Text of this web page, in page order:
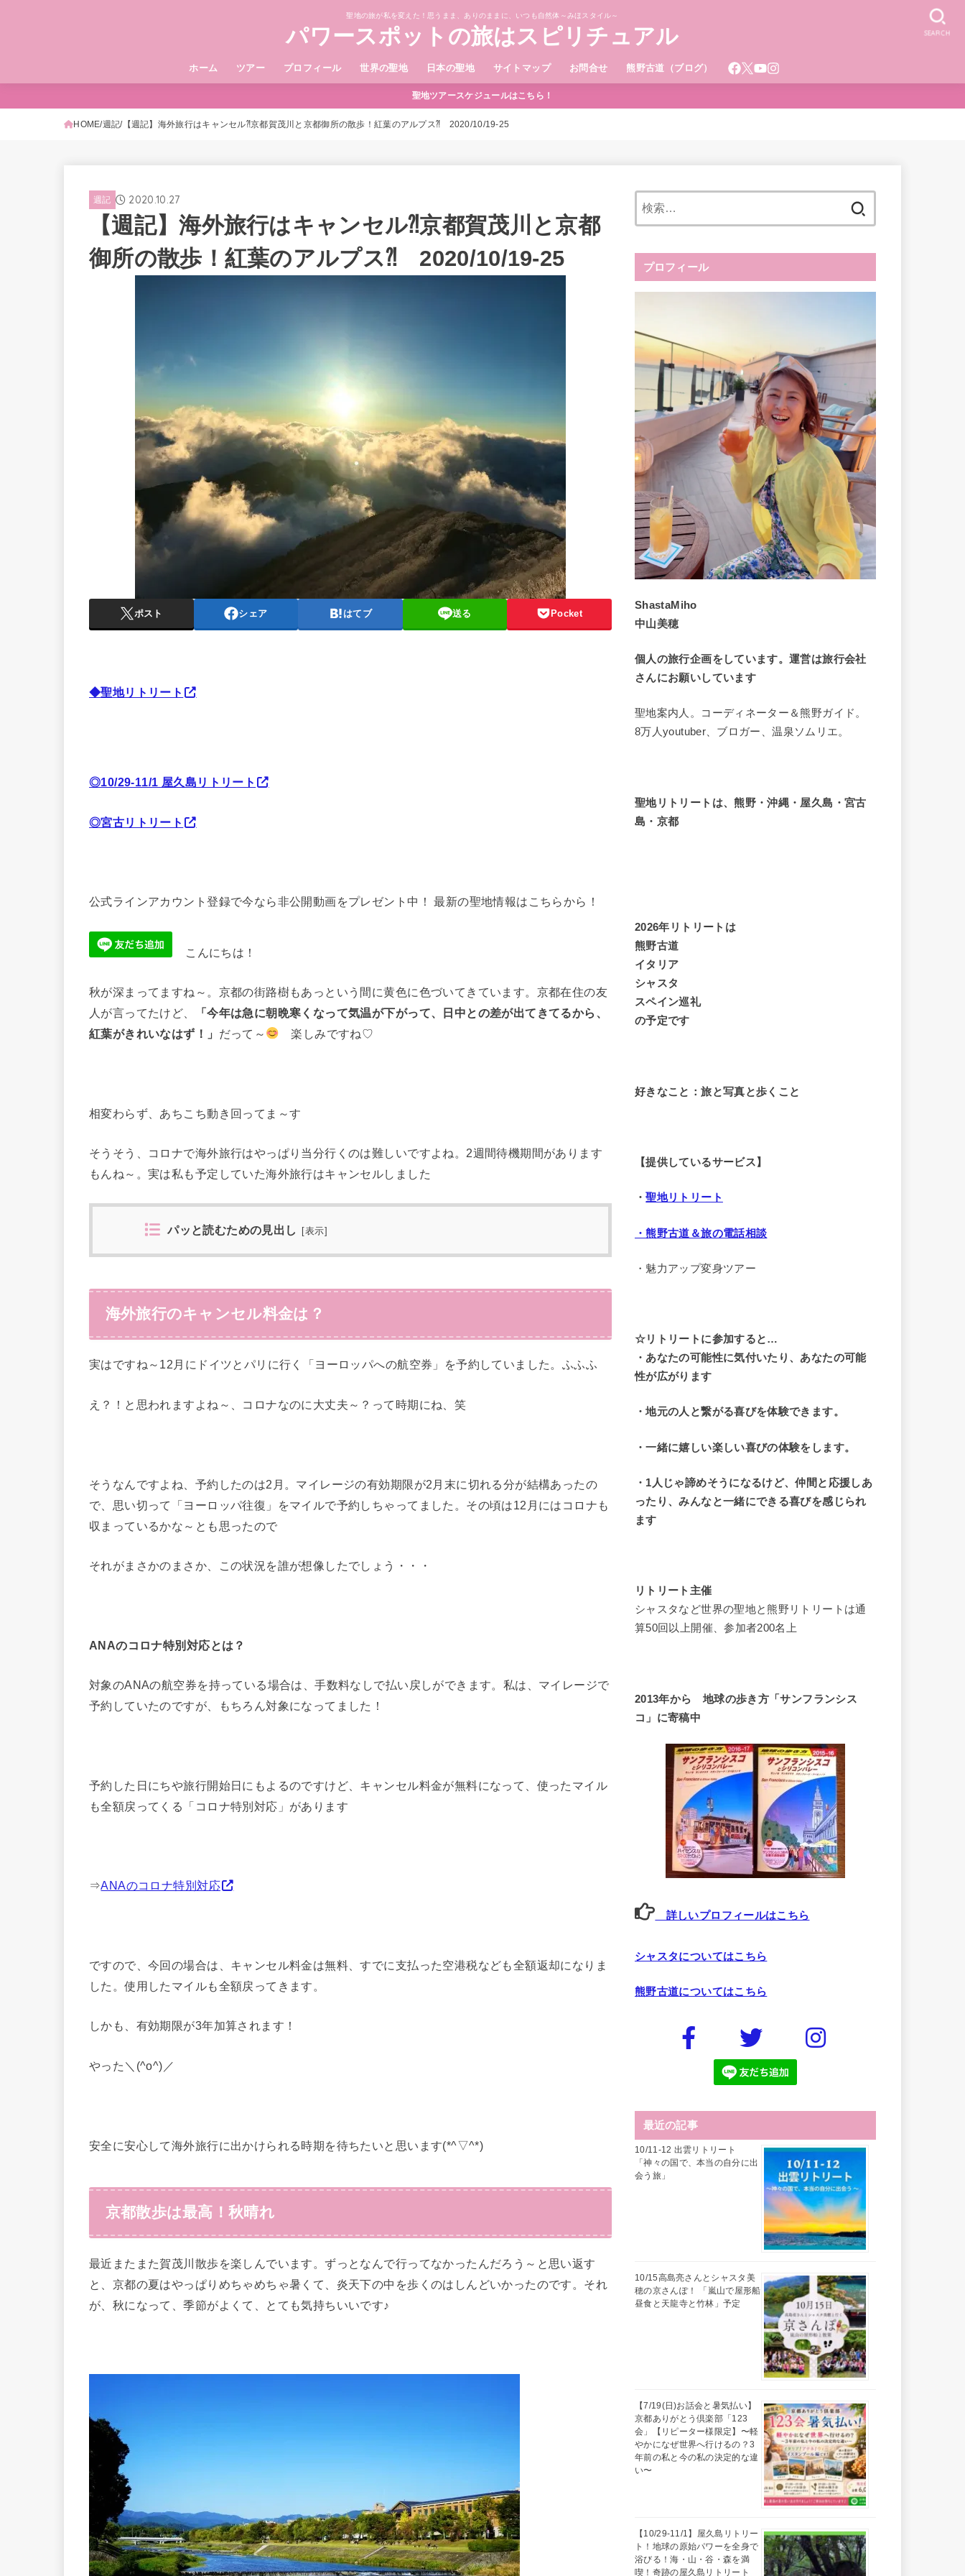
聖地の旅が私を変えた！思うまま、ありのままに、いつも自然体～みほスタイル～
パワースポットの旅はスピリチュアル
ホーム ツアー プロフィール 世界の聖地 日本の聖地 サイトマップ お問合せ 熊野古道（ブログ）
SEARCH
聖地ツアースケジュールはこちら！
HOME 週記 【週記】海外旅行はキャンセル⁈京都賀茂川と京都御所の散歩！紅葉のアルプス⁈ 2020/10/19-25
週記 2020.10.27
【週記】海外旅行はキャンセル⁈京都賀茂川と京都
御所の散歩！紅葉のアルプス⁈ 2020/10/19-25
ポスト シェア はてブ 送る Pocket
◆聖地リトリート
◎10/29-11/1 屋久島リトリート
◎宮古リトリート
公式ラインアカウント登録で今なら非公開動画をプレゼント中！ 最新の聖地情報はこちらから！
こんにちは！
秋が深まってますね～。京都の街路樹もあっという間に黄色に色づいてきています。京都在住の友
人が言ってたけど、
「今年は急に朝晩寒くなって気温が下がって、日中との差が出てきてるから、
紅葉がきれいなはず！」 だって～ 楽しみですね♡
相変わらず、あちこち動き回ってま～す
そうそう、コロナで海外旅行はやっぱり当分行くのは難しいですよね。2週間待機期間があります
もんね～。実は私も予定していた海外旅行はキャンセルしました
パッと読むための見出し 表示
海外旅行のキャンセル料金は？
実はですね～12月にドイツとパリに行く「ヨーロッパへの航空券」を予約していました。ふふふ
え？！と思われますよね～、コロナなのに大丈夫～？って時期にね、笑
そうなんですよね、予約したのは2月。マイレージの有効期限が2月末に切れる分が結構あったの
で、思い切って「ヨーロッパ往復」をマイルで予約しちゃってました。その頃は12月にはコロナも
収まっているかな～とも思ったので
それがまさかのまさか、この状況を誰が想像したでしょう・・・
ANAのコロナ特別対応とは？
対象のANAの航空券を持っている場合は、手数料なしで払い戻しができます。私は、マイレージで
予約していたのですが、もちろん対象になってました！
予約した日にちや旅行開始日にもよるのですけど、キャンセル料金が無料になって、使ったマイル
も全額戻ってくる「コロナ特別対応」があります
⇒ANAのコロナ特別対応
ですので、今回の場合は、キャンセル料金は無料、すでに支払った空港税なども全額返却になりま
した。使用したマイルも全額戻ってきます。
しかも、有効期限が3年加算されます！
やった＼(^o^)／
安全に安心して海外旅行に出かけられる時期を待ちたいと思います(*^▽^*)
京都散歩は最高！秋晴れ
最近またまた賀茂川散歩を楽しんでいます。ずっとなんで行ってなかったんだろう～と思い返す
と、京都の夏はやっぱりめちゃめちゃ暑くて、炎天下の中を歩くのはしんどいかったのです。それ
が、秋になって、季節がよくて、とても気持ちいいです♪
プロフィール
ShastaMiho
中山美穂
個人の旅行企画をしています。運営は旅行会社
さんにお願いしています
聖地案内人。コーディネーター＆熊野ガイド。
8万人youtuber、ブロガー、温泉ソムリエ。
聖地リトリートは、熊野・沖縄・屋久島・宮古
島・京都
2026年リトリートは
熊野古道
イタリア
シャスタ
スペイン巡礼
の予定です
好きなこと：旅と写真と歩くこと
【提供しているサービス】
・聖地リトリート
・熊野古道＆旅の電話相談
・魅力アップ変身ツアー
☆リトリートに参加すると…
・ あなたの可能性に気付いたり、あなたの可能
性が広がります
・地元の人と繋がる喜びを体験できます。
・一緒に嬉しい楽しい喜びの体験をします。
・1人じゃ諦めそうになるけど、仲間と応援しあ
ったり、みんなと一緒にできる喜びを感じられ
ます
リトリート主催
シャスタなど世界の聖地と熊野リトリートは通
算50回以上開催、参加者200名上
2013年から 地球の歩き方「サンフランシス
コ」に寄稿中
詳しいプロフィールはこちら
シャスタについてはこちら
熊野古道についてはこちら
最近の記事
10/11-12 出雲リトリート
「神々の国で、本当の自分に出
会う旅」
10/15高島亮さんとシャスタ美
穂の京さんぽ！ 「嵐山で屋形船
昼食と天龍寺と竹林」予定
【7/19(日)お話会と暑気払い】
京都ありがとう倶楽部「123
会」【リピーター様限定】〜軽
やかになぜ世界へ行けるの？3
年前の私と今の私の決定的な違
い〜
【10/29-11/1】屋久島リトリー
ト！地球の原始パワーを全身で
浴びる！海・山・谷・森を満
喫！奇跡の屋久島リトリート